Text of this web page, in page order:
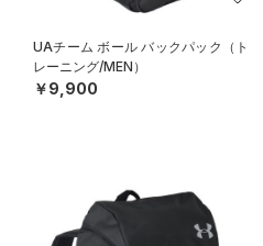
UAチーム ボール バックパック（ト
レーニング/MEN）
￥9,900